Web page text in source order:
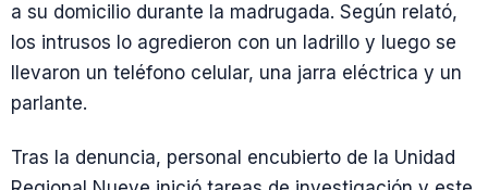
a su domicilio durante la madrugada. Según relató,
los intrusos lo agredieron con un ladrillo y luego se
llevaron un teléfono celular, una jarra eléctrica y un
parlante.
Tras la denuncia, personal encubierto de la Unidad